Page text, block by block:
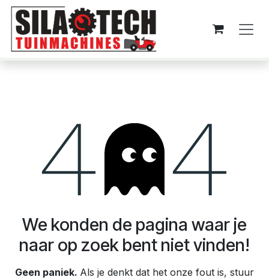
Overslaan naar inhoud
Fout 404
We konden de pagina waar je
naar op zoek bent niet vinden!
Geen paniek. Als je denkt dat het onze fout is, stuur